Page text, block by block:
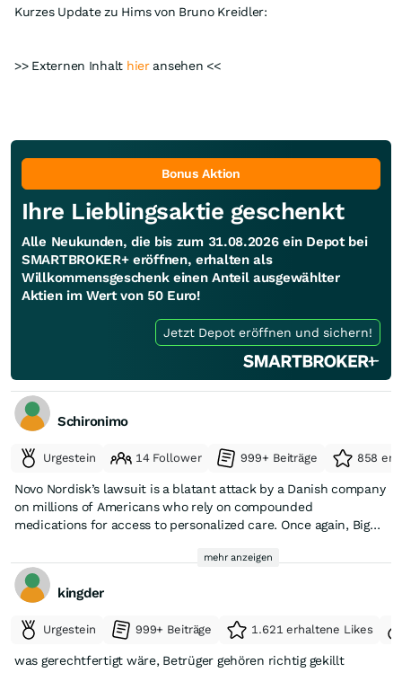
Kurzes Update zu Hims von Bruno Kreidler:
>> Externen Inhalt hier ansehen <<
Bonus Aktion
Ihre Lieblingsaktie geschenkt
Alle Neukunden, die bis zum 31.08.2026 ein Depot bei
SMARTBROKER+ eröffnen, erhalten als
Willkommensgeschenk einen Anteil ausgewählter
Aktien im Wert von 50 Euro!
Jetzt Depot eröffnen und sichern!
Schironimo
Urgestein 14 Follower 999+ Beiträge 858
Novo Nordisk’s lawsuit is a blatant attack by a Danish company
on millions of Americans who rely on compounded
medications for access to personalized care. Once again, Big
consumer choice. This lawsuit attacks more than just one
medication or company – it directly assaults a well-
established, vital component of US pharmacy practice that
infertility to cancer. Hims & Hers has a long history of providing
Americans, and we will continue to fight to provide choice,
mehr anzeigen
kingder
Urgestein 999+ Beiträge 1.621 erhaltene Likes
was gerechtfertigt wäre, Betrüger gehören richtig gekillt